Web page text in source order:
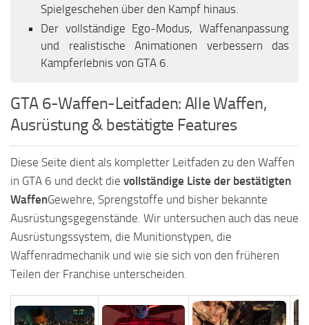
Spielgeschehen über den Kampf hinaus.
Der vollständige Ego-Modus, Waffenanpassung
und realistische Animationen verbessern das
Kampferlebnis von GTA 6.
GTA 6-Waffen-Leitfaden: Alle Waffen,
Ausrüstung & bestätigte Features
Diese Seite dient als kompletter Leitfaden zu den Waffen
in GTA 6 und deckt die vollständige Liste der bestätigten
WaffenGewehre, Sprengstoffe und bisher bekannte
Ausrüstungsgegenstände. Wir untersuchen auch das neue
Ausrüstungssystem, die Munitionstypen, die
Waffenradmechanik und wie sie sich von den früheren
Teilen der Franchise unterscheiden.